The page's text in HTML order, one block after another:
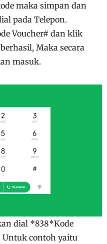
maka simpan dan
pada Telepon.
Voucher# dan klik
Maka secara
masuk.
dial *838*Kode
Untuk contoh yaitu